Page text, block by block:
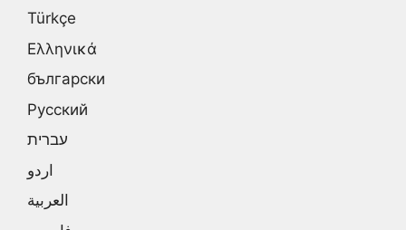
Türkçe
Ελληνικά
български
Русский
עברית
اردو
العربية